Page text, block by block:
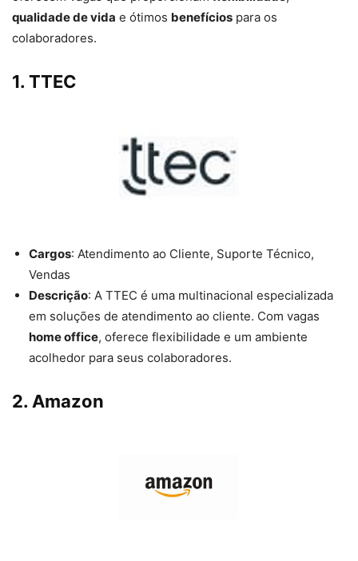
qualidade de vida e ótimos benefícios para os
colaboradores.
1. TTEC
Cargos: Atendimento ao Cliente, Suporte Técnico,
Vendas
Descrição: A TTEC é uma multinacional especializada
em soluções de atendimento ao cliente. Com vagas
home office, oferece flexibilidade e um ambiente
acolhedor para seus colaboradores.
2. Amazon